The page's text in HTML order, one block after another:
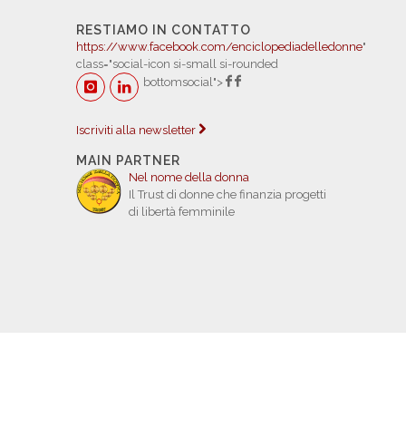
RESTIAMO IN CONTATTO
https://www.facebook.com/enciclopediadelledonne"
class="social-icon si-small si-rounded
bottomsocial">
Iscriviti alla newsletter
MAIN PARTNER
Nel nome della donna
Il Trust di donne che finanzia progetti
di libertà femminile